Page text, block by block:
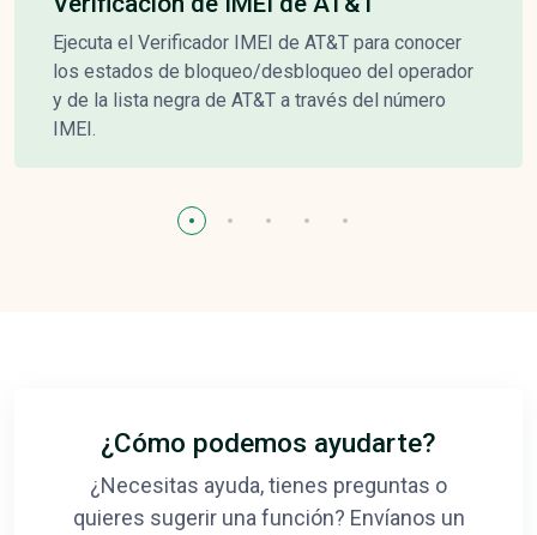
Ejecuta el Verificador IMEI de AT&T para conocer
los estados de bloqueo/desbloqueo del operador
y de la lista negra de AT&T a través del número
IMEI.
¿Cómo podemos ayudarte?
¿Necesitas ayuda, tienes preguntas o
quieres sugerir una función? Envíanos un